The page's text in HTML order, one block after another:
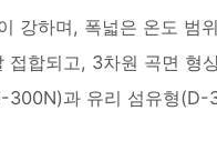
강하며, 폭넓은 온도 범
합되고, 3차원 곡면 형
300N)과 유리 섬유형